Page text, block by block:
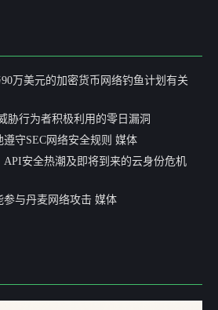
万美元的加密货币网络钓鱼计划有关
胁行为者积极利用的零日漏洞
守SEC网络安全规则 媒体
API安全热潮及即将到来的云身份危机
与丹麦网络攻击 媒体